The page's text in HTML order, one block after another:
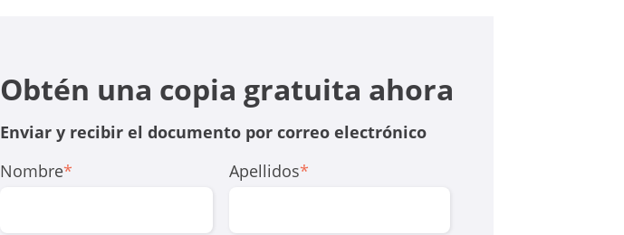
Obtén una copia gratuita ahora
Enviar y recibir el documento por correo electrónico
Nombre* Apellidos*